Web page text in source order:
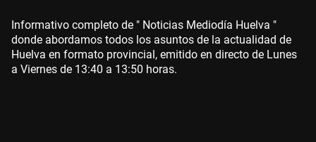
Informativo completo de " Noticias Mediodía Huelva "
donde abordamos todos los asuntos de la actualidad de
Huelva en formato provincial, emitido en directo de Lunes
a Viernes de 13:40 a 13:50 horas.